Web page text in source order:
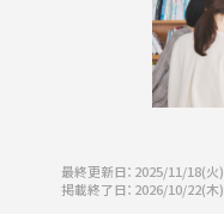
最終更新日：2025/11/18(火)
掲載終了日：2026/10/22(木)